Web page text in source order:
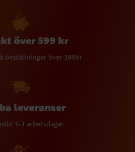
över 599 kr
beställningar över 599kr
leveranser
1-3 arbetsdagar